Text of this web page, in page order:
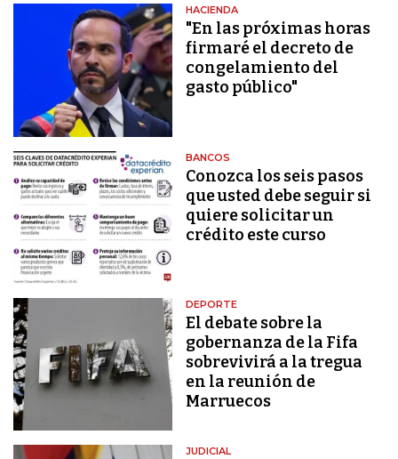
HACIENDA
"En las próximas horas
firmaré el decreto de
congelamiento del
gasto público"
BANCOS
Conozca los seis pasos
que usted debe seguir si
quiere solicitar un
crédito este curso
DEPORTE
El debate sobre la
gobernanza de la Fifa
sobrevivirá a la tregua
en la reunión de
Marruecos
JUDICIAL